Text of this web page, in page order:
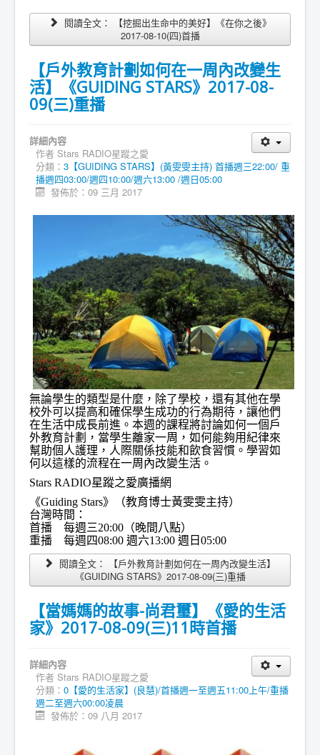
閱讀全文： 【挖掘出生命中的美好】《在你之後》
2017-08-10(四)首播
【戶外教育計劃如何在一周內改變生
活】《GUIDING STARS》2017-08-
09(三)重播
詳細內容
作者 Stars RADIO星蹤之愛
分類： 3【GUIDING STARS】(黃雯雯主持) 首播週三22:00/ 重
播週四03:00/週四10:00/週六13:00 /週日05:00
發佈於：09 三月 2017
無論學生的類型是什麼，除了學校，還有其他在學
校外可以提高和確保學生成功的行為期待，讓他們
在生活中成長前進。本週的課程將討論如何一個戶
外教育計劃，當學生離家一周，如何能夠用紀律來
幫助個人護理，人際關係技能和飲食習慣。學習如
何以這樣的流程在一周內改變生活。
Stars RADIO星蹤之愛廣播網
《Guiding Stars》（教育博士黃雯雯主持）
台灣時間：
首播 每週三20:00（晚間八點）
重播 每週四08:00 週六13:00 週日05:00
閱讀全文： 【戶外教育計劃如何在一周內改變生活】
《GUIDING STARS》2017-08-09(三)重播
【當媽媽的故事-尚君璽】《愛的生活
家》2017-08-09(三)11時首播
詳細內容
作者 Stars RADIO星蹤之愛
分類： 0【愛的生活家】(良慧)/首播週一至週五11:00上午/重播
週二至週六00:00凌晨
發佈於：09 八月 2017